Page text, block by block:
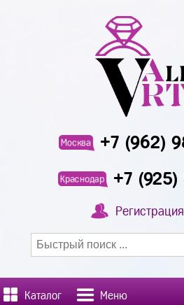
Москва +7 (962)
Краснодар +7 (925)
Каталог Меню